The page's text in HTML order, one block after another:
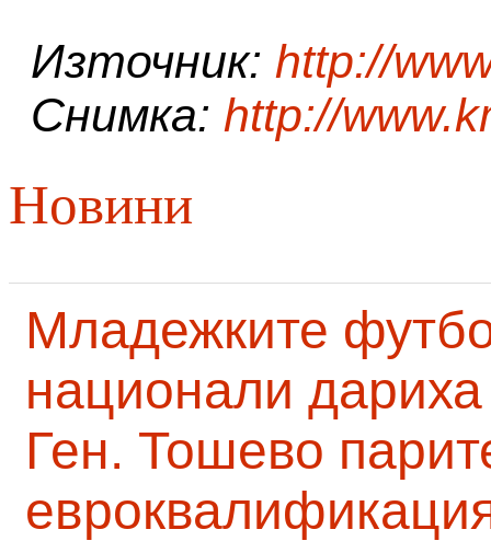
Източник: http://
Снимка: http://
Новини
Младежките
национали
Ген. Тошево